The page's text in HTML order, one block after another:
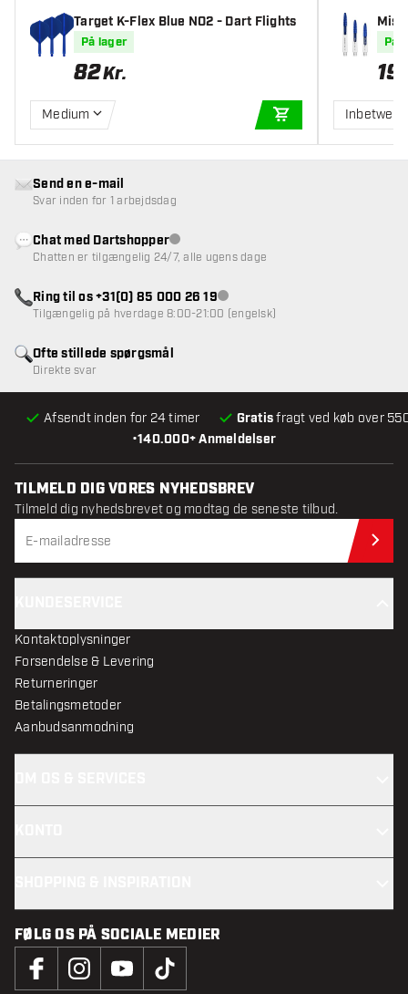
Target K-Flex Blue NO2 - Dart Flights
På lager
82Kr.
Medium
TILFØJ TIL KURV
er
På
19
•140.000+ Anmeldelser
Afsendt inden for 24 timer Gratisfragt ved køb over
Ofte stillede spørgsmål
Direkte svar
Send en e-mail
Svar inden for 1 arbejdsdag
Chat med DartshopperKundeservice ikke tilgængelig
Chatten er tilgængelig 24/7, alle ugens dage
Ring til os +31(0) 85 000 26 19Kundeservice ikke tilgængelig
Tilgængelig på hverdage 8:00-21:00 (engelsk)
TILMELD DIG VORES NYHEDSBREV
Tilmeld dig nyhedsbrevet og modtag de seneste tilbud.
Kontaktoplysninger
Forsendelse & Levering
Returneringer
Betalingsmetoder
Aanbudsanmodning
FØLG OS PÅ SOCIALE MEDIER